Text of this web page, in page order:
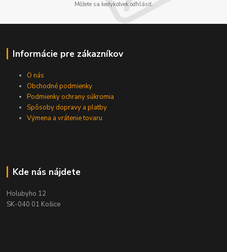
Môžete sa kedykoľvek odhlásiť.
Informácie pre zákazníkov
O nás
Obchodné podmienky
Podmienky ochrany súkromia
Spôsoby dopravy a platby
Výmena a vrátenie tovaru
Kde nás nájdete
Holubyho 12
SK-040 01 Košice